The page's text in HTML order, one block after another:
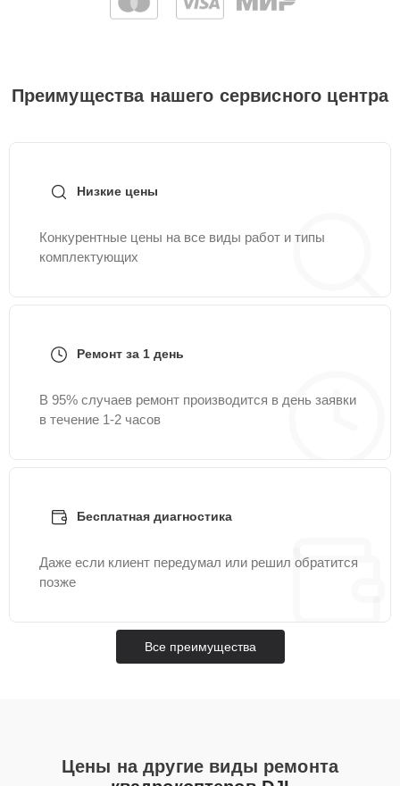
Преимущества нашего сервисного центра
Низкие цены
Конкурентные цены на все виды работ и типы
комплектующих
Ремонт за 1 день
В 95% случаев ремонт производится в день заявки
в течение 1-2 часов
Бесплатная диагностика
Даже если клиент передумал или решил обратится
позже
Все преимущества
Цены на другие виды ремонта